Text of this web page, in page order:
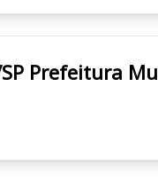
Taboão da Serra/